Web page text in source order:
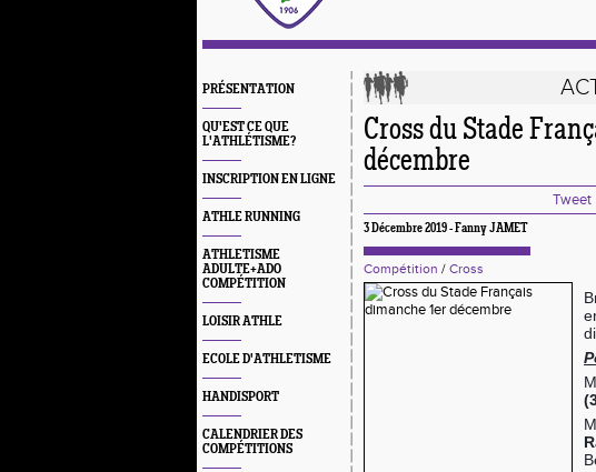
PRÉSENTATION
QU'EST CE QUE
L'ATHLÉTISME?
INSCRIPTION EN LIGNE
ATHLE RUNNING
ATHLETISME
ADULTE+ADO
COMPÉTITION
LOISIR ATHLE
ECOLE D'ATHLETISME
HANDISPORT
CALENDRIER DES
COMPÉTITIONS
Cross du Stade
décembre
Tweet
3 Décembre 2019 - Fanny JAMET
Compétition / Cross